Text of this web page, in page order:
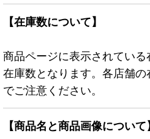
【在庫数について】
商品ページに表示されてい
在庫数となります。各店舗
でご注意ください。
【商品名と商品画像について